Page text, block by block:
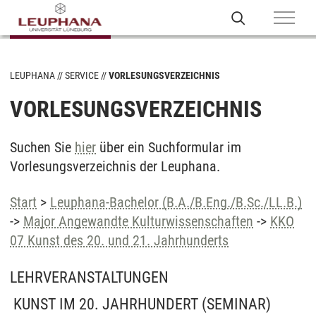
LEUPHANA SERVICE VORLESUNGSVERZEICHNIS
VORLESUNGSVERZEICHNIS
Suchen Sie hier über ein Suchformular im
Vorlesungsverzeichnis der Leuphana.
Start > Leuphana-Bachelor (B.A./B.Eng./B.Sc./LL.B.)
-> Major Angewandte Kulturwissenschaften -> KKO
07 Kunst des 20. und 21. Jahrhunderts
LEHRVERANSTALTUNGEN
KUNST IM 20. JAHRHUNDERT (SEMINAR)